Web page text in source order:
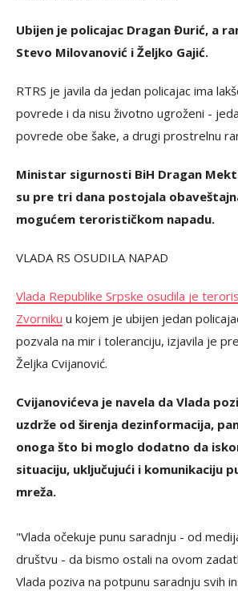
Ubijen je policajac Dragan Đurić, a
Stevo Milovanović i Željko Gajić.
RTRS je javila da jedan policajac ima
povrede i da nisu životno ugroženi -
povrede obe šake, a drugi prostrelnu
Ministar sigurnosti BiH Dragan
su pre tri dana postojala
mogućem terorističkom napadu.
VLADA RS OSUDILA NAPAD
Vlada Republike Srpske osudila je
Zvorniku u kojem je ubijen jedan
pozvala na mir i toleranciju, izjavila je
Željka Cvijanović.
Cvijanovićeva je navela da Vlada
uzdrže od širenja dezinformacija,
onoga što bi moglo dodatno da
situaciju, uključujući i komunikaciju
mreža.
"Vlada očekuje punu saradnju - od
društvu - da bismo ostali na ovom
Vlada poziva na potpunu saradnju svih